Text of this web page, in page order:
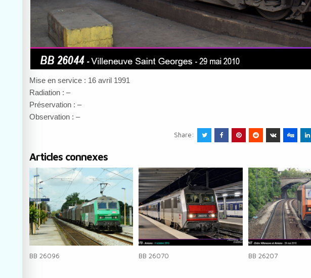
Mise en service : 16 avril 1991
Radiation : –
Préservation : –
Observation : –
Share:
Articles connexes
BB 26096 BB 26070 BB 26207